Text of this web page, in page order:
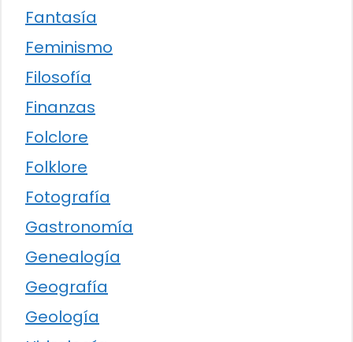
Fantasía
Feminismo
Filosofía
Finanzas
Folclore
Folklore
Fotografía
Gastronomía
Genealogía
Geografía
Geología